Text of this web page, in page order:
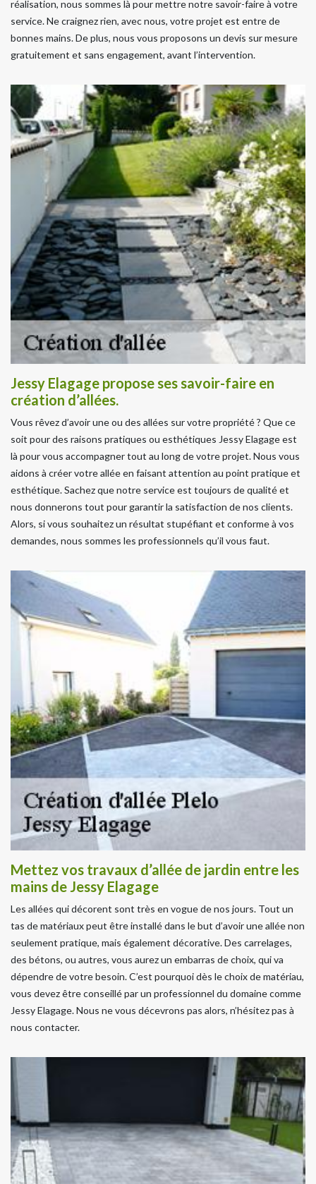
réalisation, nous sommes là pour mettre notre savoir-faire à votre
service. Ne craignez rien, avec nous, votre projet est entre de
bonnes mains. De plus, nous vous proposons un devis sur mesure
gratuitement et sans engagement, avant l’intervention.
Jessy Elagage propose ses savoir-faire en
création d’allées.
Vous rêvez d’avoir une ou des allées sur votre propriété ? Que ce
soit pour des raisons pratiques ou esthétiques Jessy Elagage est
là pour vous accompagner tout au long de votre projet. Nous vous
aidons à créer votre allée en faisant attention au point pratique et
esthétique. Sachez que notre service est toujours de qualité et
nous donnerons tout pour garantir la satisfaction de nos clients.
Alors, si vous souhaitez un résultat stupéfiant et conforme à vos
demandes, nous sommes les professionnels qu’il vous faut.
Mettez vos travaux d’allée de jardin entre les
mains de Jessy Elagage
Les allées qui décorent sont très en vogue de nos jours. Tout un
tas de matériaux peut être installé dans le but d’avoir une allée non
seulement pratique, mais également décorative. Des carrelages,
des bétons, ou autres, vous aurez un embarras de choix, qui va
dépendre de votre besoin. C’est pourquoi dès le choix de matériau,
vous devez être conseillé par un professionnel du domaine comme
Jessy Elagage. Nous ne vous décevrons pas alors, n’hésitez pas à
nous contacter.